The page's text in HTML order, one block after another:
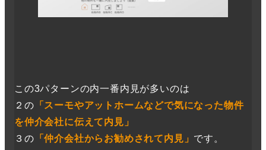
この3パターンの内一番内見が多いのは
２の 「スーモやアットホームなどで気になった物件
を仲介会社に伝えて内見」
３の 「仲介会社からお勧めされて内見」 です。